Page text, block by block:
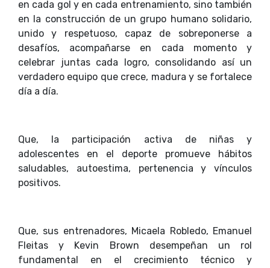
en cada gol y en cada entrenamiento, sino también
en la construcción de un grupo humano solidario,
unido y respetuoso, capaz de sobreponerse a
desafíos, acompañarse en cada momento y
celebrar juntas cada logro, consolidando así un
verdadero equipo que crece, madura y se fortalece
día a día.
Que, la participación activa de niñas y
adolescentes en el deporte promueve hábitos
saludables, autoestima, pertenencia y vínculos
positivos.
Que, sus entrenadores, Micaela Robledo, Emanuel
Fleitas y Kevin Brown desempeñan un rol
fundamental en el crecimiento técnico y